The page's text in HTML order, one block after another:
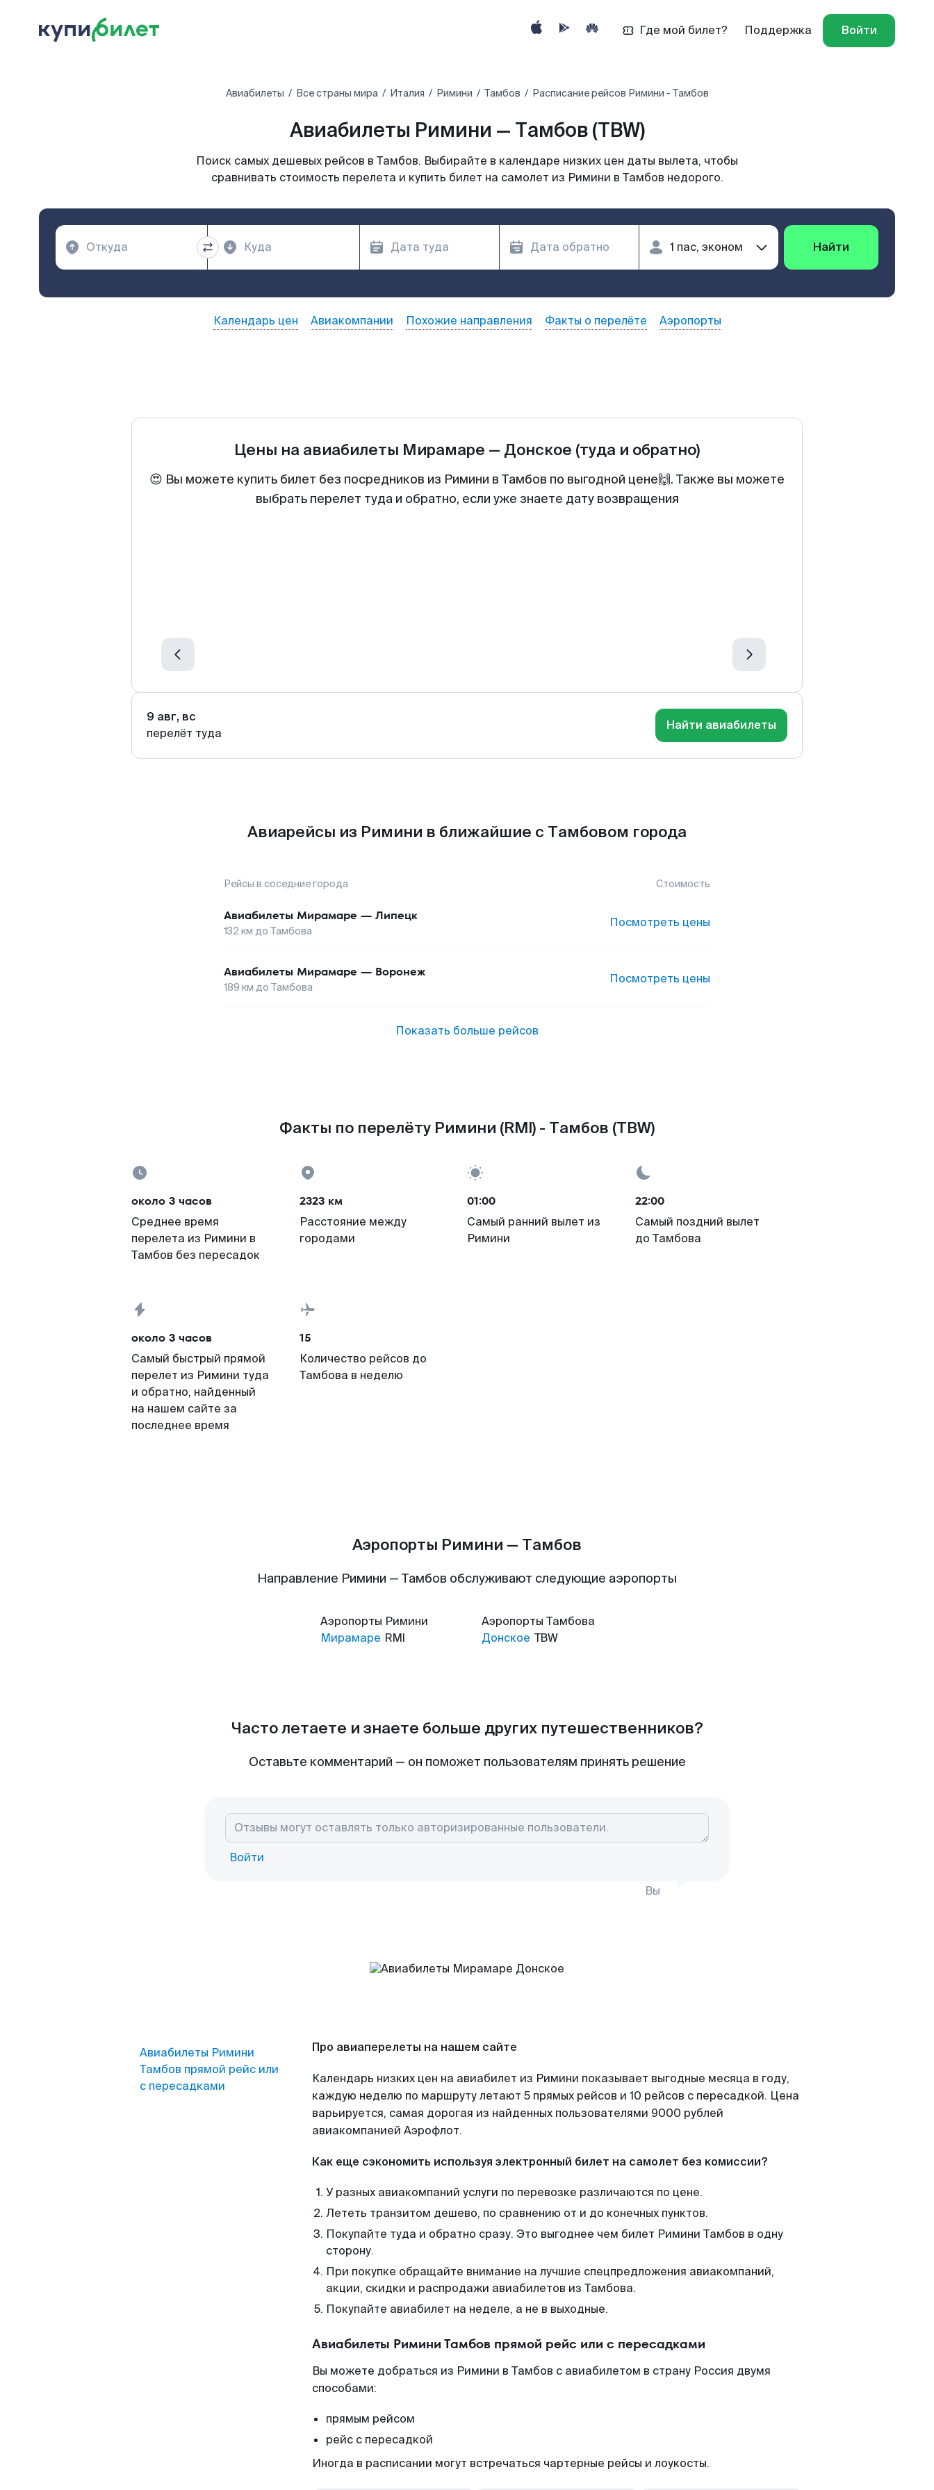
Где мой билет? Поддержка Войти
Авиабилеты Все страны мира Италия Римини Тамбов Расписание рейсов Римини - Тамбов
Авиабилеты Римини — Тамбов (TBW)
Поиск самых дешевых рейсов в Тамбов. Выбирайте в календаре низких цен даты вылета, чтобы
сравнивать стоимость перелета и купить билет на самолет из Римини в Тамбов недорого.
Найти
Календарь цен Авиакомпании Похожие направления Факты о перелёте Аэропорты
Цены на авиабилеты Мирамаре — Донское (туда и обратно)
😍 Вы можете купить билет без посредников из Римини в Тамбов по выгодной цене🙌. Также вы можете
выбрать перелет туда и обратно, если уже знаете дату возвращения
9 авг, вс
перелёт туда
Найти авиабилеты
Авиарейсы из Римини в ближайшие с Тамбовом города
Рейсы в соседние города Стоимость
Авиабилеты Мирамаре — Липецк
132 км до Тамбова
Посмотреть цены
Авиабилеты Мирамаре — Воронеж
189 км до Тамбова
Посмотреть цены
Показать больше рейсов
Факты по перелёту Римини (RMI) - Тамбов (TBW)
около 3 часов
Среднее время
перелета из Римини в
Тамбов без пересадок
2323 км
Расстояние между
городами
01:00
Самый ранний вылет из
Римини
22:00
Самый поздний вылет
до Тамбова
около 3 часов
Самый быстрый прямой
перелет из Римини туда
и обратно, найденный
на нашем сайте за
последнее время
15
Количество рейсов до
Тамбова в неделю
Аэропорты Римини — Тамбов
Направление Римини — Тамбов обслуживают следующие аэропорты
Аэропорты Римини
Мирамаре RMI
Аэропорты Тамбова
Донское TBW
Часто летаете и знаете больше других путешественников?
Оставьте комментарий — он поможет пользователям принять решение
Войти
Вы
Авиабилеты Римини
Тамбов прямой рейс или
с пересадками
Про авиаперелеты на нашем сайте
Календарь низких цен на авиабилет из Римини показывает выгодные месяца в году,
каждую неделю по маршруту летают 5 прямых рейсов и 10 рейсов с пересадкой. Цена
варьируется, самая дорогая из найденных пользователями 9000 рублей
авиакомпанией Аэрофлот.
Как еще сэкономить используя электронный билет на самолет без комиссии?
У разных авиакомпаний услуги по перевозке различаются по цене.
Лететь транзитом дешево, по сравнению от и до конечных пунктов.
Покупайте туда и обратно сразу. Это выгоднее чем билет Римини Тамбов в одну
сторону.
При покупке обращайте внимание на лучшие спецпредложения авиакомпаний,
акции, скидки и распродажи авиабилетов из Тамбова.
Покупайте авиабилет на неделе, а не в выходные.
Авиабилеты Римини Тамбов прямой рейс или с пересадками
Вы можете добраться из Римини в Тамбов с авиабилетом в страну Россия двумя
способами:
прямым рейсом
рейс с пересадкой
Иногда в расписании могут встречаться чартерные рейсы и лоукосты.